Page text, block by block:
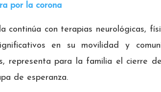
por la corona
continúa con terapias neurológicas,
en su movilidad y
representa para la familia el cierre
de esperanza.